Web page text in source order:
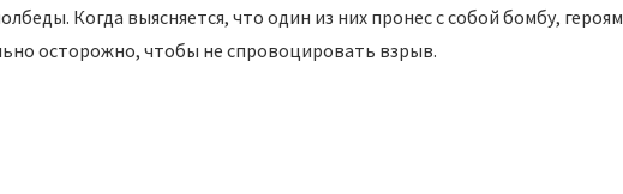
Когда выясняется, что один из них пронес с собой бомбу, героям
осторожно, чтобы не спровоцировать взрыв.